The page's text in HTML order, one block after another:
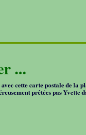
...
cette carte postale de la
prêtées pas Yvette